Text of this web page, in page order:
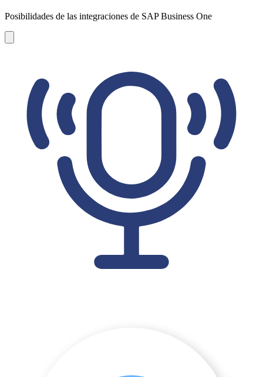
Posibilidades de las integraciones de SAP Business One